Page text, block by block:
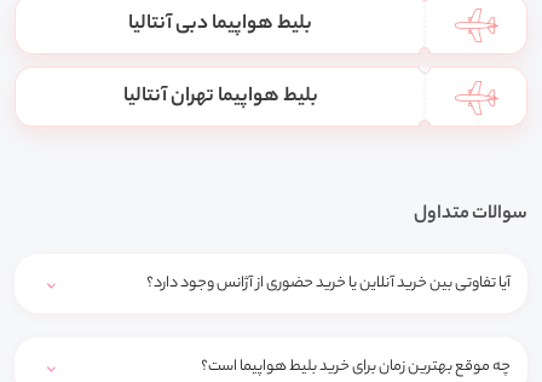
بلیط هواپیما دبی آنتالیا
بلیط هواپیما تهران آنتالیا
سوالات متداول
آیا تفاوتی بین خرید آنلاین یا خرید حضوری از آژانس وجود دارد؟
چه موقع بهترین زمان برای خرید بلیط هواپیما است؟